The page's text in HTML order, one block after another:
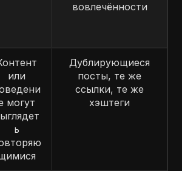
вовлечённости
или
могут
ь
Дублирующиеся
посты, те же
ссылки, те же
хэштеги